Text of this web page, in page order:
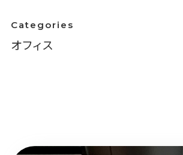
Categories
オフィス